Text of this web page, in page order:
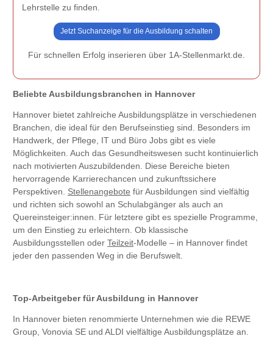
Lehrstelle zu finden.
Jetzt Suchanzeige für die Ausbildung schalten
Für schnellen Erfolg inserieren über 1A-Stellenmarkt.de.
Beliebte Ausbildungsbranchen in Hannover
Hannover bietet zahlreiche Ausbildungsplätze in verschiedenen
Branchen, die ideal für den Berufseinstieg sind. Besonders im
Handwerk, der Pflege, IT und Büro Jobs gibt es viele
Möglichkeiten. Auch das Gesundheitswesen sucht kontinuierlich
nach motivierten Auszubildenden. Diese Bereiche bieten
hervorragende Karrierechancen und zukunftssichere
Perspektiven. Stellenangebote für Ausbildungen sind vielfältig
und richten sich sowohl an Schulabgänger als auch an
Quereinsteiger:innen. Für letztere gibt es spezielle Programme,
um den Einstieg zu erleichtern. Ob klassische
Ausbildungsstellen oder Teilzeit-Modelle – in Hannover findet
jeder den passenden Weg in die Berufswelt.
Top-Arbeitgeber für Ausbildung in Hannover
In Hannover bieten renommierte Unternehmen wie die REWE
Group, Vonovia SE und ALDI vielfältige Ausbildungsplätze an.